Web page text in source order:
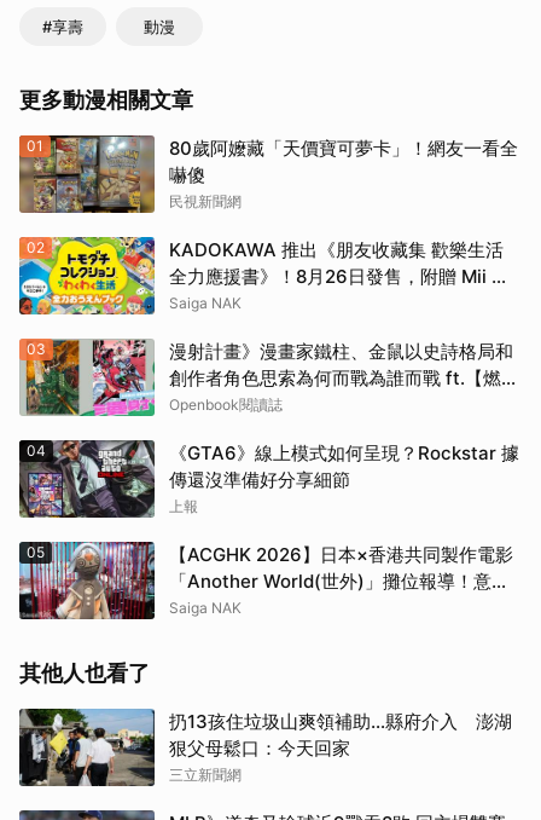
#享壽 動漫
更多動漫相關文章
01
80歲阿嬤藏「天價寶可夢卡」！網友一看全
嚇傻
民視新聞網
02
KADOKAWA 推出《朋友收藏集 歡樂生活
全力應援書》！8月26日發售，附贈 Mii 商
店 Logo 貼紙
Saiga NAK
03
漫射計畫》漫畫家鐵柱、金鼠以史詩格局和
創作者角色思索為何而戰為誰而戰 ft.【燃燒
熾烈鬥魂】延伸書單
Openbook閱讀誌
04
《GTA6》線上模式如何呈現？Rockstar 據
傳還沒準備好分享細節
上報
05
【ACGHK 2026】日本×香港共同製作電影
「Another World(世外)」攤位報導！意外
發現不知火舞痛車模型
Saiga NAK
其他人也看了
扔13孩住垃圾山爽領補助…縣府介入 澎湖
狠父母鬆口：今天回家
三立新聞網